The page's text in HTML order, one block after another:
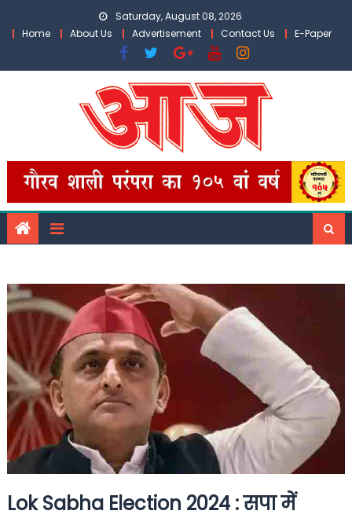
Saturday, August 08, 2026
Home
About Us Advertisement Contact Us E-Paper
Lok Sabha Election 2024 : सपा में